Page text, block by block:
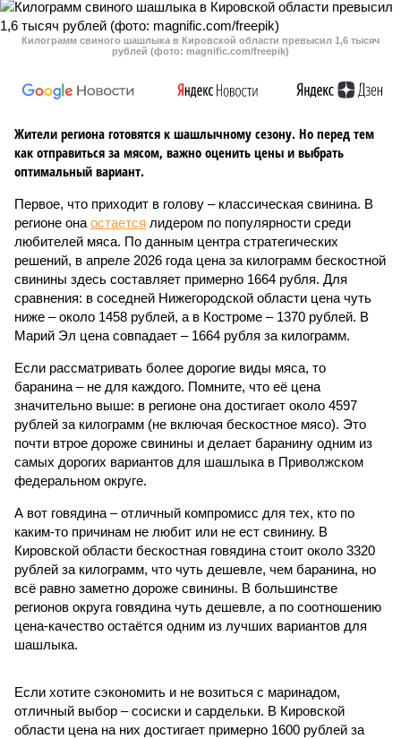
Килограмм свиного шашлыка в Кировской области превысил 1,6 тысяч
рублей (фото: magnific.com/freepik)
Жители региона готовятся к шашлычному сезону. Но перед тем
как отправиться за мясом, важно оценить цены и выбрать
оптимальный вариант.
Первое, что приходит в голову – классическая свинина. В
регионе она остается лидером по популярности среди
любителей мяса. По данным центра стратегических
решений, в апреле 2026 года цена за килограмм бескостной
свинины здесь составляет примерно 1664 рубля. Для
сравнения: в соседней Нижегородской области цена чуть
ниже – около 1458 рублей, а в Костроме – 1370 рублей. В
Марий Эл цена совпадает – 1664 рубля за килограмм.
Если рассматривать более дорогие виды мяса, то
баранина – не для каждого. Помните, что её цена
значительно выше: в регионе она достигает около 4597
рублей за килограмм (не включая бескостное мясо). Это
почти втрое дороже свинины и делает баранину одним из
самых дорогих вариантов для шашлыка в Приволжском
федеральном округе.
А вот говядина – отличный компромисс для тех, кто по
каким-то причинам не любит или не ест свинину. В
Кировской области бескостная говядина стоит около 3320
рублей за килограмм, что чуть дешевле, чем баранина, но
всё равно заметно дороже свинины. В большинстве
регионов округа говядина чуть дешевле, а по соотношению
цена-качество остаётся одним из лучших вариантов для
шашлыка.
Если хотите сэкономить и не возиться с маринадом,
отличный выбор – сосиски и сардельки. В Кировской
области цена на них достигает примерно 1600 рублей за